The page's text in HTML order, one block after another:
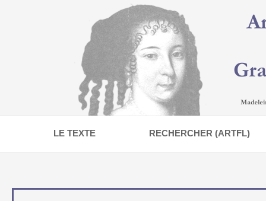
LE TEXTE RECHERCHER (ARTFL)